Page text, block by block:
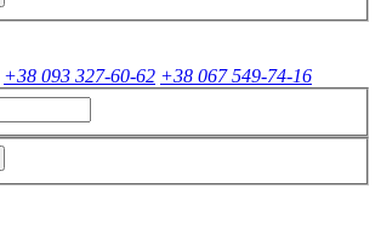
+38 093 327-60-62 +38 067 549-74-16